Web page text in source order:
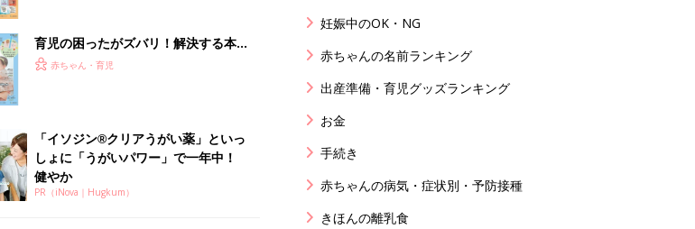
育児の困ったがズバリ！解決する本
『ひよこクラブ 秋号』 4カ月～2才
赤ちゃん・育児
「イソジン®クリアうがい薬」といっ
しょに「うがいパワー」で一年中！
健やか
PR（iNova｜Hugkum）
妊娠中のOK・NG
赤ちゃんの名前ランキング
出産準備・育児グッズランキング
お金
手続き
赤ちゃんの病気・症状別・予防接種
きほんの離乳食